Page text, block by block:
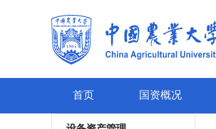
首页 国资概况